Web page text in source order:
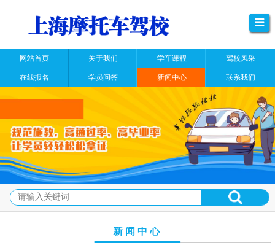
网站首页 关于我们 学车课程 驾校风采
在线报名 学员问答 新闻中心 联系我们
新闻中心